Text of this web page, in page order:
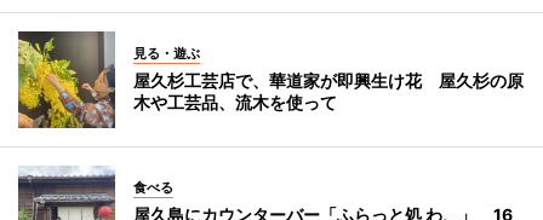
見る・遊ぶ
屋久杉工芸店で、華道家が即興生け花 屋久杉の原
木や工芸品、流木を使って
食べる
屋久島にカウンターバー「ふらっと処 わ、」 16